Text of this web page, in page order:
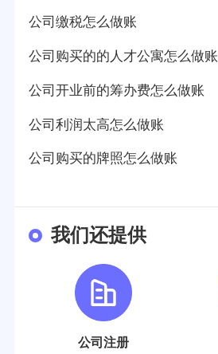
公司缴税怎么做账
公司购买的的人才公寓怎么做账
公司开业前的筹办费怎么做账
公司利润太高怎么做账
公司购买的牌照怎么做账
我们还提供
公司注册